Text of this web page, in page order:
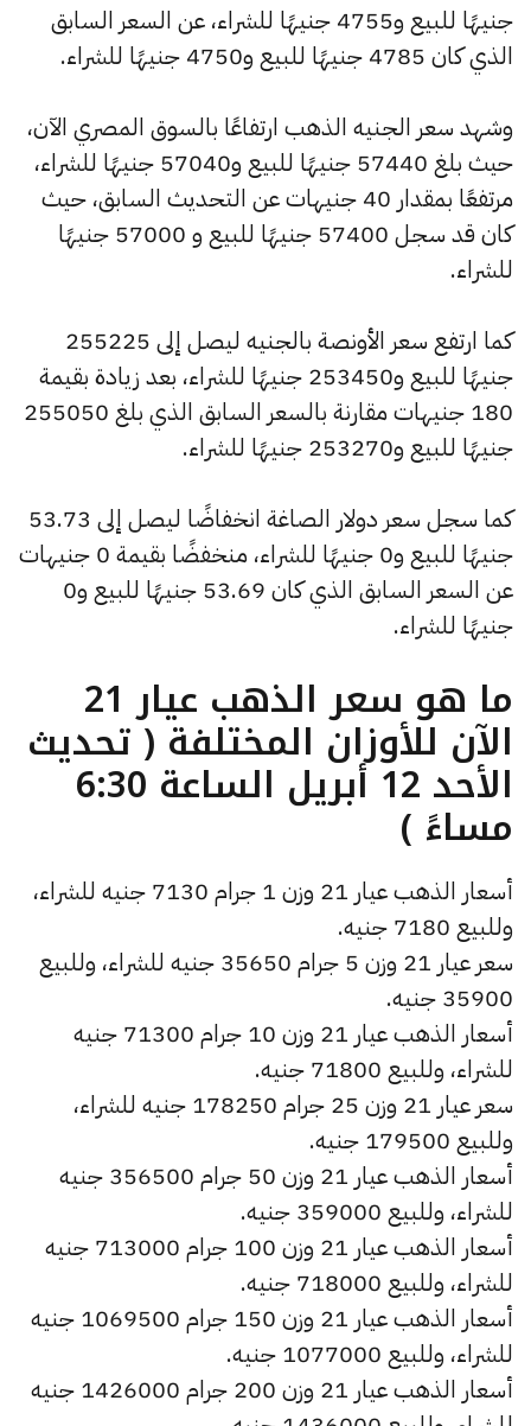
جنيهًا للبيع و4755 جنيهًا للشراء، عن السعر السابق
الذي كان 4785 جنيهًا للبيع و4750 جنيهًا للشراء.
وشهد سعر الجنيه الذهب ارتفاعًا بالسوق المصري الآن،
حيث بلغ 57440 جنيهًا للبيع و57040 جنيهًا للشراء،
مرتفعًا بمقدار 40 جنيهات عن التحديث السابق، حيث
كان قد سجل 57400 جنيهًا للبيع و 57000 جنيهًا
للشراء.
كما ارتفع سعر الأونصة بالجنيه ليصل إلى 255225
جنيهًا للبيع و253450 جنيهًا للشراء، بعد زيادة بقيمة
180 جنيهات مقارنة بالسعر السابق الذي بلغ 255050
جنيهًا للبيع و253270 جنيهًا للشراء.
كما سجل سعر دولار الصاغة انخفاضًا ليصل إلى 53.73
جنيهًا للبيع و0 جنيهًا للشراء، منخفضًا بقيمة 0 جنيهات
عن السعر السابق الذي كان 53.69 جنيهًا للبيع و0
جنيهًا للشراء.
ما هو سعر الذهب عيار 21
الآن للأوزان المختلفة ( تحديث
الأحد 12 أبريل الساعة 6:30
مساءً )
أسعار الذهب عيار 21 وزن 1 جرام 7130 جنيه للشراء،
وللبيع 7180 جنيه.
سعر عيار 21 وزن 5 جرام 35650 جنيه للشراء، وللبيع
35900 جنيه.
أسعار الذهب عيار 21 وزن 10 جرام 71300 جنيه
للشراء، وللبيع 71800 جنيه.
سعر عيار 21 وزن 25 جرام 178250 جنيه للشراء،
وللبيع 179500 جنيه.
أسعار الذهب عيار 21 وزن 50 جرام 356500 جنيه
للشراء، وللبيع 359000 جنيه.
أسعار الذهب عيار 21 وزن 100 جرام 713000 جنيه
للشراء، وللبيع 718000 جنيه.
أسعار الذهب عيار 21 وزن 150 جرام 1069500 جنيه
للشراء، وللبيع 1077000 جنيه.
أسعار الذهب عيار 21 وزن 200 جرام 1426000 جنيه